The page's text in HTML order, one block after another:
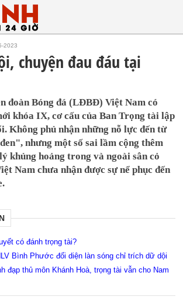
2023
chuyện đau đáu tại
đoàn Bóng đá (LĐBĐ) Việt Nam có
khóa IX, cơ cấu của Ban Trọng tài lập
Không phủ nhận những nỗ lực đến từ
nhưng một số sai lầm cộng thêm
khủng hoảng trong và ngoài sân cỏ
Nam chưa nhận được sự nể phục đến
có đánh trọng tài?
Bình Phước đối diện làn sóng chỉ trích dữ dội
đạp thủ môn Khánh Hoà, trọng tài vẫn cho Nam